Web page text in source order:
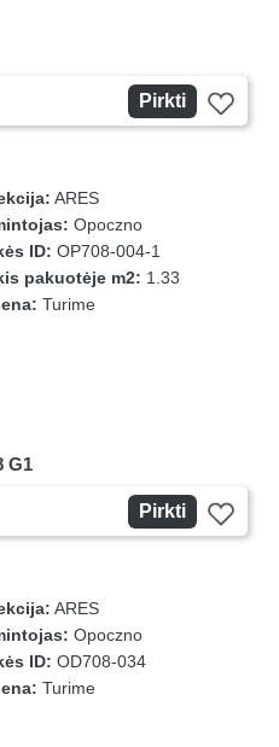
Pirkti
ARES
Opoczno
ID: OP708-004-1
pakuotėje m2: 1.33
Turime
G1
Pirkti
ARES
Opoczno
ID: OD708-034
Turime